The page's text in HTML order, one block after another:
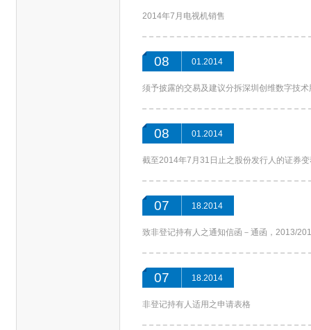
2014年7月电视机销售
08 01.2014
须予披露的交易及建议分拆深圳创维数字技
08 01.2014
截至2014年7月31日止之股份发行人的证券
07 18.2014
致非登记持有人之通知信函－通函，2013/
07 18.2014
非登记持有人适用之申请表格